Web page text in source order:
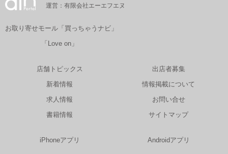
運営：有限会社エーエフエヌ
お取り寄せモール「買っちゃうナビ」
「Love on」
店舗トピックス
新着情報
求人情報
書籍情報
出店者募集
情報掲載について
お問い合せ
サイトマップ
iPhoneアプリ Androidアプリ